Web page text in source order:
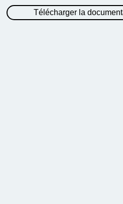
Télécharger la